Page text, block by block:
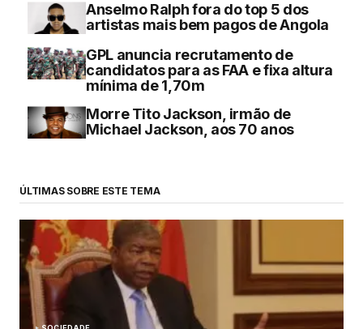
Anselmo Ralph fora do top 5 dos
artistas mais bem pagos de Angola
GPL anuncia recrutamento de
candidatos para as FAA e fixa altura
mínima de 1,70m
Morre Tito Jackson, irmão de
Michael Jackson, aos 70 anos
ÚLTIMAS SOBRE ESTE TEMA